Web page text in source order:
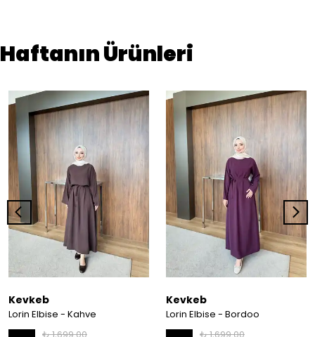
Haftanın Ürünleri
Kevkeb
Lorin Elbise - Kahve
Kevkeb
Lorin Elbise - Bordoo